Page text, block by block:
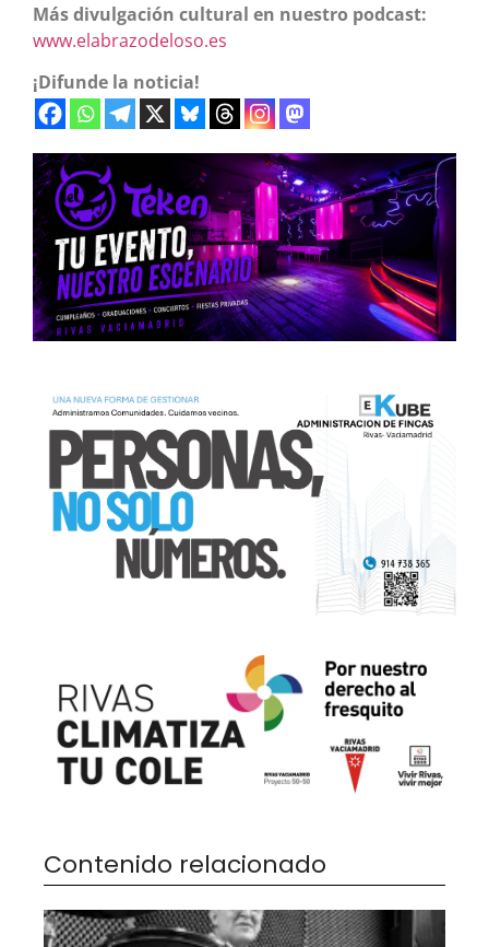
Más divulgación cultural en nuestro podcast:
www.elabrazodeloso.es
¡Difunde la noticia!
Contenido relacionado